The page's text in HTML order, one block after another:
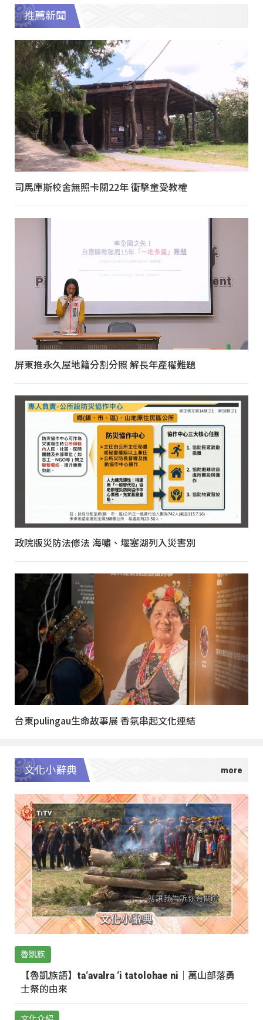
推薦新聞
司馬庫斯校舍無照卡關22年 衝擊童受教權
屏東推永久屋地籍分割分照 解長年產權難題
政院版災防法修法 海嘯、堰塞湖列入災害別
台東pulingau生命故事展 香氛串起文化連結
文化小辭典
魯凱族
【魯凱族語】ta‘avalra ‘i tatolohae ni｜萬山部落勇
士祭的由來